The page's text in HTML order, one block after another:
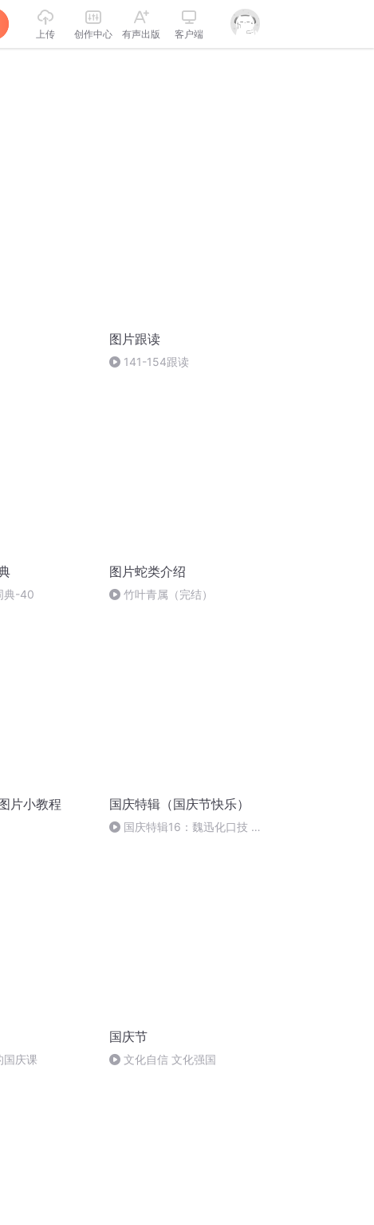
上传 创作中心 有声出版 客户端
图片跟读
141-154跟读
典-40
图片蛇类介绍
竹叶青属（完结）
片小教程 国庆特辑（国庆节快乐）
国庆特辑16：魏迅化口技 二
国庆课
国庆节
文化自信 文化强国